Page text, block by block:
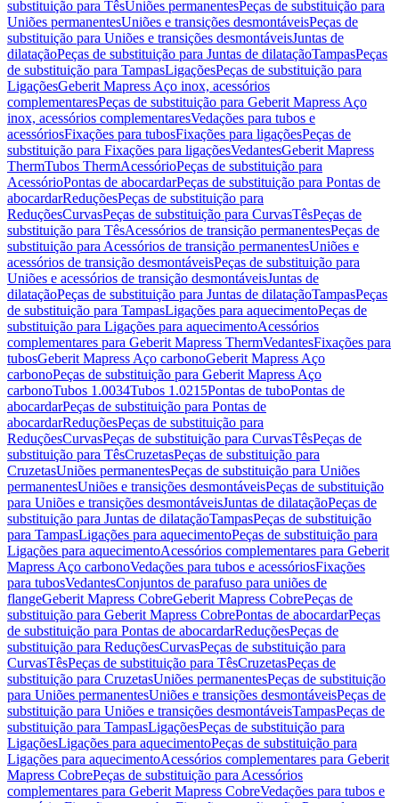
substituição para TêsUniões permanentesPeças de substituição para
Uniões permanentesUniões e transições desmontáveisPeças de
substituição para Uniões e transições desmontáveisJuntas de
dilataçãoPeças de substituição para Juntas de dilataçãoTampasPeças
de substituição para TampasLigaçõesPeças de substituição para
LigaçõesGeberit Mapress Aço inox, acessórios
complementaresPeças de substituição para Geberit Mapress Aço
inox, acessórios complementaresVedações para tubos e
acessóriosFixações para tubosFixações para ligaçõesPeças de
substituição para Fixações para ligaçõesVedantesGeberit Mapress
ThermTubos ThermAcessórioPeças de substituição para
AcessórioPontas de abocardarPeças de substituição para Pontas de
abocardarReduçõesPeças de substituição para
ReduçõesCurvasPeças de substituição para CurvasTêsPeças de
substituição para TêsAcessórios de transição permanentesPeças de
substituição para Acessórios de transição permanentesUniões e
acessórios de transição desmontáveisPeças de substituição para
Uniões e acessórios de transição desmontáveisJuntas de
dilataçãoPeças de substituição para Juntas de dilataçãoTampasPeças
de substituição para TampasLigações para aquecimentoPeças de
substituição para Ligações para aquecimentoAcessórios
complementares para Geberit Mapress ThermVedantesFixações para
tubosGeberit Mapress Aço carbonoGeberit Mapress Aço
carbonoPeças de substituição para Geberit Mapress Aço
carbonoTubos 1.0034Tubos 1.0215Pontas de tuboPontas de
abocardarPeças de substituição para Pontas de
abocardarReduçõesPeças de substituição para
ReduçõesCurvasPeças de substituição para CurvasTêsPeças de
substituição para TêsCruzetasPeças de substituição para
CruzetasUniões permanentesPeças de substituição para Uniões
permanentesUniões e transições desmontáveisPeças de substituição
para Uniões e transições desmontáveisJuntas de dilataçãoPeças de
substituição para Juntas de dilataçãoTampasPeças de substituição
para TampasLigações para aquecimentoPeças de substituição para
Ligações para aquecimentoAcessórios complementares para Geberit
Mapress Aço carbonoVedações para tubos e acessóriosFixações
para tubosVedantesConjuntos de parafuso para uniões de
flangeGeberit Mapress CobreGeberit Mapress CobrePeças de
substituição para Geberit Mapress CobrePontas de abocardarPeças
de substituição para Pontas de abocardarReduçõesPeças de
substituição para ReduçõesCurvasPeças de substituição para
CurvasTêsPeças de substituição para TêsCruzetasPeças de
substituição para CruzetasUniões permanentesPeças de substituição
para Uniões permanentesUniões e transições desmontáveisPeças de
substituição para Uniões e transições desmontáveisTampasPeças de
substituição para TampasLigaçõesPeças de substituição para
LigaçõesLigações para aquecimentoPeças de substituição para
Ligações para aquecimentoAcessórios complementares para Geberit
Mapress CobrePeças de substituição para Acessórios
complementares para Geberit Mapress CobreVedações para tubos e